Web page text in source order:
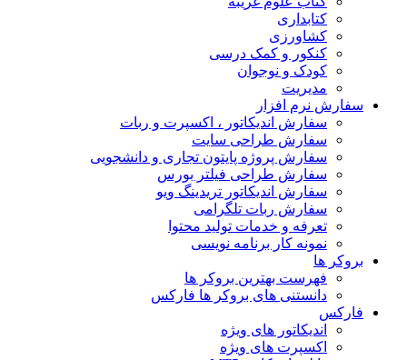
کتابداری
کشاورزی
کنکور و کمک‌ درسی
کودک و نوجوان
مدیریت
سفارش نرم افزار
سفارش اندیکاتور ، اکسپرت و ربات
سفارش طراحی سایت
سفارش پروژه پایتون تجاری و دانشجویی
سفارش طراحی فیلتر بورس
سفارش اندیکاتور تریدینگ ویو
سفارش ربات تلگرامی
تعرفه و خدمات تولید محتوا
نمونه کار برنامه نویسی
بروکر ها
فهرست بهترین بروکر ها
دانستنی های بروکر ها فارکس
فارکس
اندیکاتور های ویژه
اکسپرت های ویژه